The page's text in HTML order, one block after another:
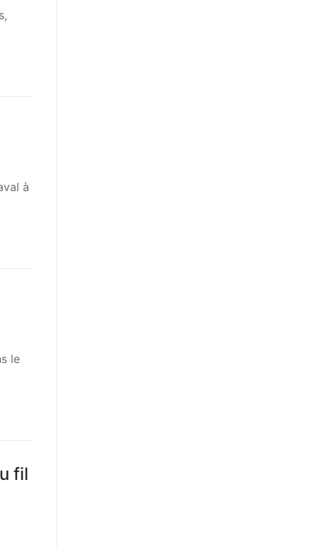
à
le
fil